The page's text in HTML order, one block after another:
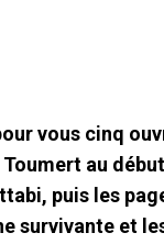
vous cinq
Toumert au
puis les
survivante et